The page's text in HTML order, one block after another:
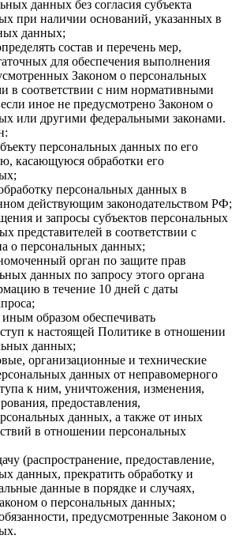
данных без согласия субъекта
при наличии оснований, указанных в
данных;
состав и перечень мер,
для обеспечения выполнения
Законом о персональных
в соответствии с ним нормативными
иное не предусмотрено Законом о
или другими федеральными законами.
персональных данных по его
касающуюся обработки его
персональных данных в
действующим законодательством РФ;
и запросы субъектов персональных
представителей в соответствии с
о персональных данных;
орган по защите прав
данных по запросу этого органа
в течение 10 дней с даты
образом обеспечивать
к настоящей Политике в отношении
данных;
организационные и технические
данных от неправомерного
к ним, уничтожения, изменения,
предоставления,
данных, а также от иных
в отношении персональных
(распространение, предоставление,
данных, прекратить обработку и
данные в порядке и случаях,
о персональных данных;
предусмотренные Законом о